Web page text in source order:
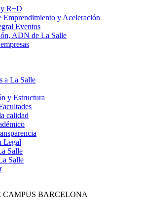
R+D
Emprendimiento y Aceleración
Eventos
ADN de La Salle
a La Salle
y Estructura
calidad
Legal
Salle
Salle
BARCELONA